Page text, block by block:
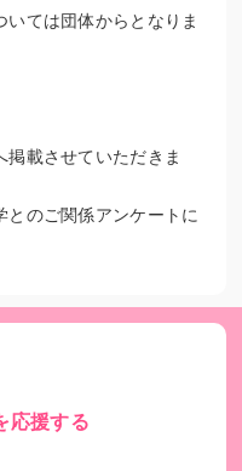
ホームページ
ては団体からとなりま
載させていただきま
とのご関係アンケートに
応援する